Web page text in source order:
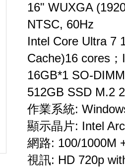
16" WUXGA
NTSC, 60Hz
Intel Core Ultra 7
Cache)16 cores
16GB*1 SO-
512GB SSD M.2
作業系統:
顯示晶片: Intel Arc
網路: 100/1000M
視訊: HD 720p